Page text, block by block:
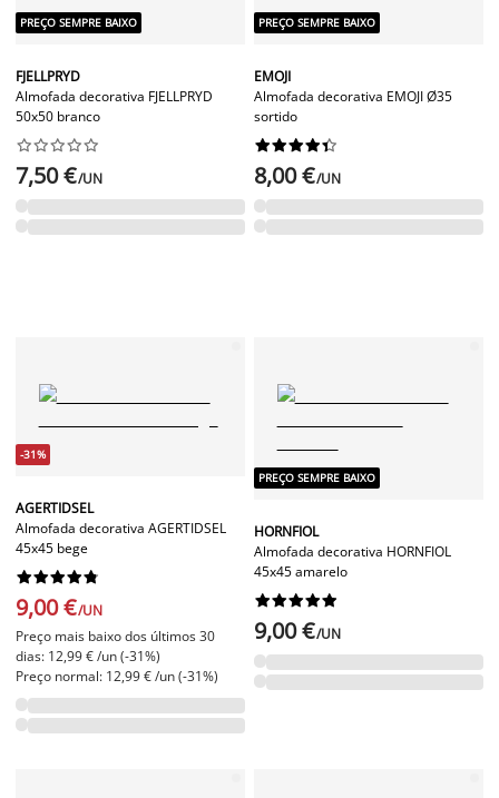
PREÇO SEMPRE BAIXO
FJELLPRYD
Almofada decorativa FJELLPRYD
50x50 branco






7,50 €/UN
PREÇO SEMPRE BAIXO
EMOJI
Almofada decorativa EMOJI Ø35
sortido






8,00 €/UN
-31%
AGERTIDSEL
Almofada decorativa AGERTIDSEL
45x45 bege






9,00 €/UN
Preço mais baixo dos últimos 30
dias: 12,99 € /un (-31%)
Preço normal: 12,99 € /un (-31%)
PREÇO SEMPRE BAIXO
HORNFIOL
Almofada decorativa HORNFIOL
45x45 amarelo






9,00 €/UN